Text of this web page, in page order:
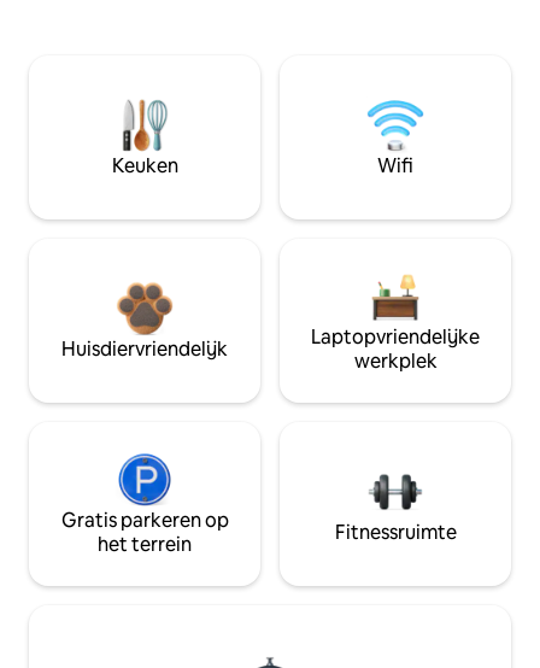
Keuken Wifi
Huisdiervriendelijk
Laptopvriendelijke
werkplek
Gratis parkeren op
het terrein
Fitnessruimte